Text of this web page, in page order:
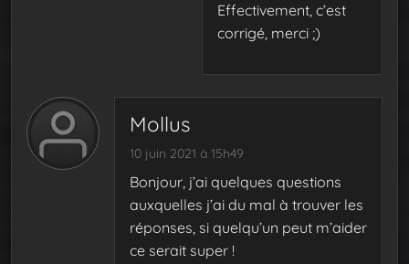
Effectivement, c’est
corrigé, merci ;)
Mollus
10 juin 2021 à 15h49
Bonjour, j’ai quelques questions
auxquelles j’ai du mal à trouver les
réponses, si quelqu’un peut m’aider
ce serait super !